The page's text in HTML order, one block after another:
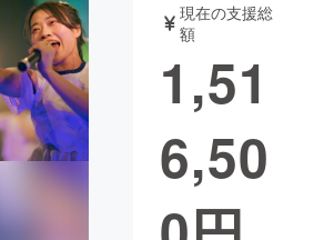
・ガジェット
書籍・雑誌
起業 チャレンジ
現在の支援総
額
1,51
6,50